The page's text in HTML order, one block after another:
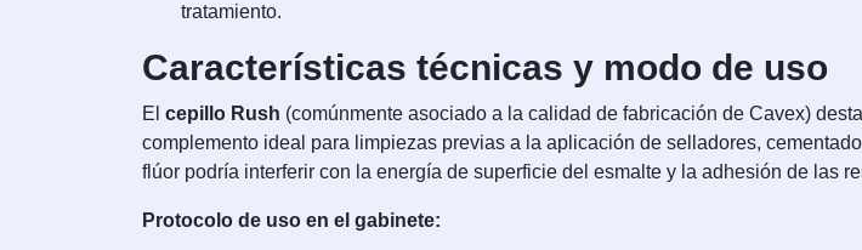
tratamiento.
Características técnicas y modo de uso
El cepillo Rush (comúnmente asociado a la calidad de fabricación de Cavex)
complemento ideal para limpiezas previas a la aplicación de selladores,
flúor podría interferir con la energía de superficie del esmalte y la adhesión de las
Protocolo de uso en el gabinete: